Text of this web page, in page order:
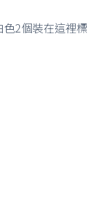
2個裝在這裡標